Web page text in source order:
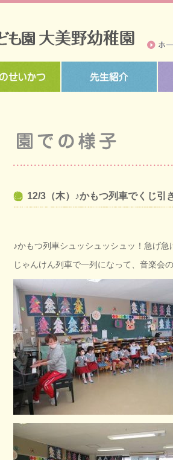
12/3（木）♪かもつ列車でくじ引
♪かもつ列車シュッシュッシュッ！急げ急
じゃんけん列車で一列になって、音楽会